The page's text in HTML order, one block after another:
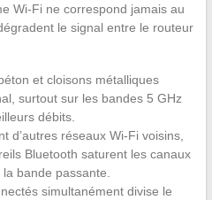
Wi-Fi ne correspond jamais au
le signal entre le routeur
et cloisons métalliques
surtout sur les bandes 5 GHz
débits.
d’autres réseaux Wi-Fi voisins,
Bluetooth saturent les canaux
bande passante.
simultanément divise le